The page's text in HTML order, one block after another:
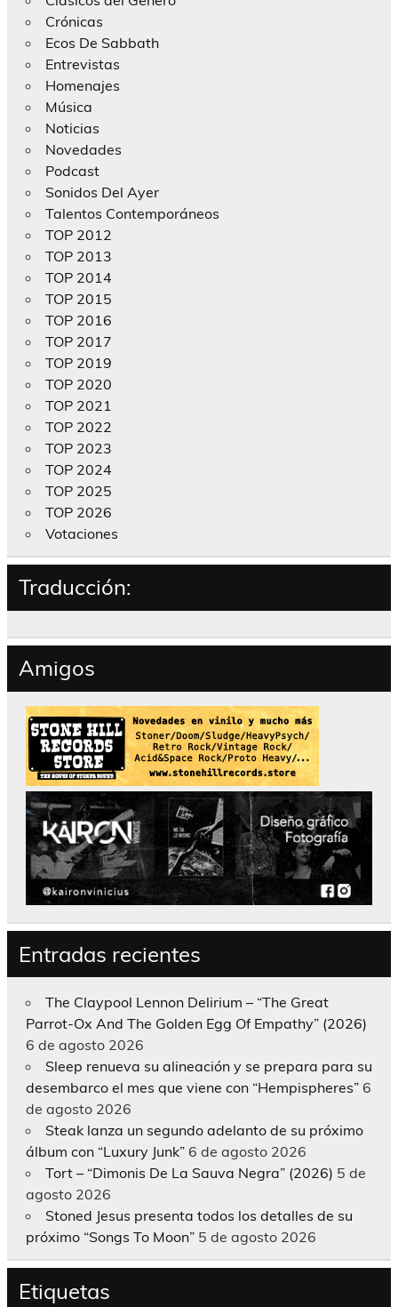
Crónicas
Ecos De Sabbath
Entrevistas
Homenajes
Música
Noticias
Novedades
Podcast
Sonidos Del Ayer
Talentos Contemporáneos
TOP 2012
TOP 2013
TOP 2014
TOP 2015
TOP 2016
TOP 2017
TOP 2019
TOP 2020
TOP 2021
TOP 2022
TOP 2023
TOP 2024
TOP 2025
TOP 2026
Votaciones
Traducción:
Amigos
Entradas recientes
The Claypool Lennon Delirium – “The Great
Parrot-Ox And The Golden Egg Of Empathy” (2026)
6 de agosto 2026
Sleep renueva su alineación y se prepara para su
desembarco el mes que viene con “Hempispheres” 6
de agosto 2026
Steak lanza un segundo adelanto de su próximo
álbum con “Luxury Junk” 6 de agosto 2026
Tort – “Dimonis De La Sauva Negra” (2026) 5 de
agosto 2026
Stoned Jesus presenta todos los detalles de su
próximo “Songs To Moon” 5 de agosto 2026
Etiquetas